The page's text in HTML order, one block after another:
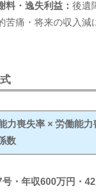
料・逸失利益： 後遺
苦痛・将来の収入減
力喪失率 × 労働能
数
・年収600万円・